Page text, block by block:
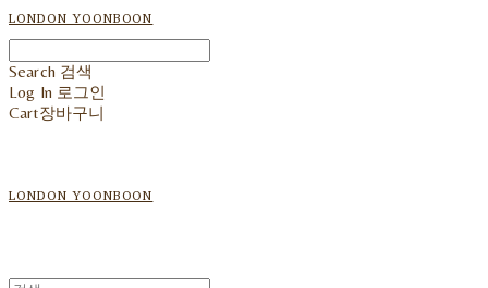
LONDON YOONBOON
Search 검색
Log In 로그인
Cart장바구니
LONDON YOONBOON